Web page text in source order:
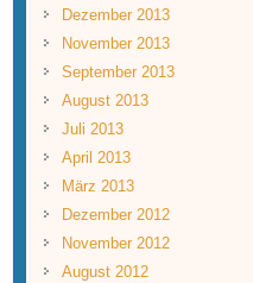
Dezember 2013
November 2013
September 2013
August 2013
Juli 2013
April 2013
März 2013
Dezember 2012
November 2012
August 2012